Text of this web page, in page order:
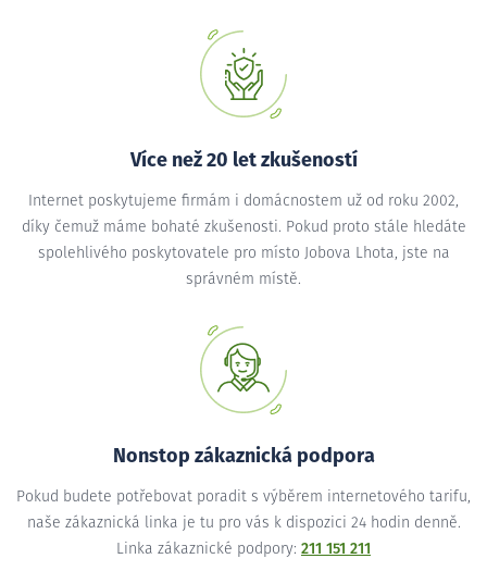
Více než 20 let zkušeností
Internet poskytujeme firmám i domácnostem už od roku 2002,
díky čemuž máme bohaté zkušenosti. Pokud proto stále hledáte
spolehlivého poskytovatele pro místo Jobova Lhota, jste na
správném místě.
Nonstop zákaznická podpora
Pokud budete potřebovat poradit s výběrem internetového tarifu,
naše zákaznická linka je tu pro vás k dispozici 24 hodin denně.
Linka zákaznické podpory: 211 151 211